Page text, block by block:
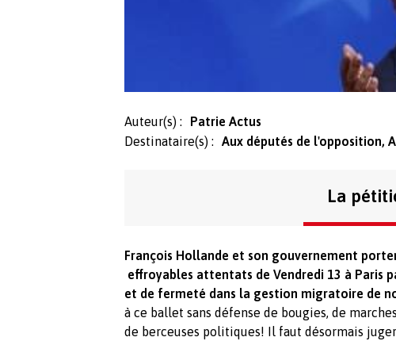
Auteur(s) :
Patrie Actus
Destinataire(s) :
Aux députés de l'opposition,
La
François Hollande et son gouvernement
effroyables attentats de Vendredi 13 à Paris
et de fermeté dans la gestion migratoire de
à ce ballet sans défense de bougies, de
de berceuses politiques! Il faut désormais